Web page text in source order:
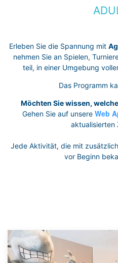
Erleben Sie die Spannung mit
nehmen Sie an Spielen,
teil, in einer Umgebung
Das Programm
Möchten Sie wissen,
Gehen Sie auf unsere Web
aktualisierten
Jede Aktivität, die mit
vor Beginn